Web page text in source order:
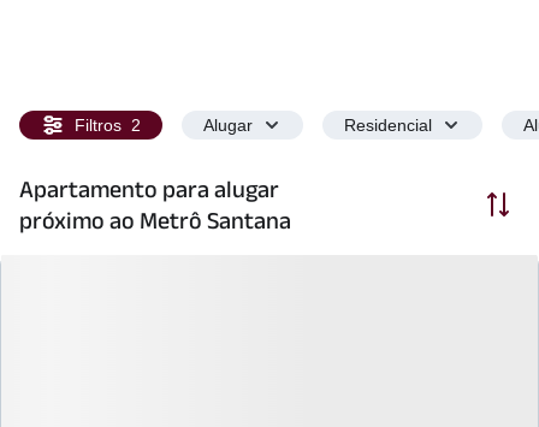
Filtros 2 Alugar Residencial
Apartamento para alugar
próximo ao Metrô Santana
Ordenar